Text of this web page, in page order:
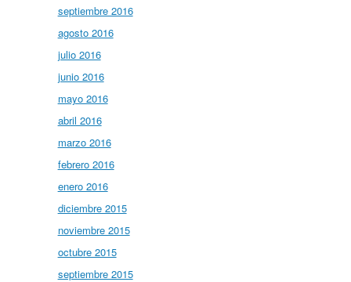
septiembre 2016
agosto 2016
julio 2016
junio 2016
mayo 2016
abril 2016
marzo 2016
febrero 2016
enero 2016
diciembre 2015
noviembre 2015
octubre 2015
septiembre 2015